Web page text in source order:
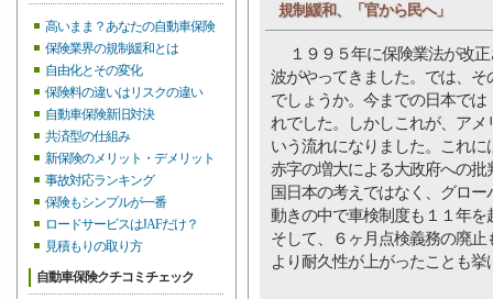
高いまま？あなたの自動車保険
保険業界の規制緩和とは
自由化とその変化
保険料の違いはリスクの違い
自動車保険新旧対決
共済型の仕組み
新保険のメリット・デメリット
事故対応ランキング
保険もシンプルが一番
ロードサービスはJAFだけ？
見積もりの取り方
自動車保険クチコミチェック
規制緩和、「官から民へ」
１９９５年に保険業法が改正
波がやってきました。では、
でしょうか。今までの日本で
れでした。しかしこれが、ア
いう流れになりました。これ
赤字の増大による大政府への
国日本の考えではなく、グロ
動きの中で車検制度も１１年
そして、６ヶ月点検義務の廃
より耐久性が上がったことも挙